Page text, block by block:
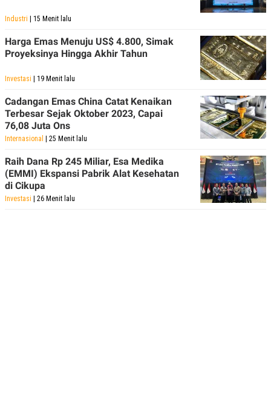
Industri | 15 Menit lalu
Harga Emas Menuju US$ 4.800, Simak
Proyeksinya Hingga Akhir Tahun
Investasi | 19 Menit lalu
Cadangan Emas China Catat Kenaikan
Terbesar Sejak Oktober 2023, Capai
76,08 Juta Ons
Internasional | 25 Menit lalu
Raih Dana Rp 245 Miliar, Esa Medika
(EMMI) Ekspansi Pabrik Alat Kesehatan
di Cikupa
Investasi | 26 Menit lalu